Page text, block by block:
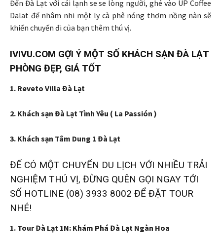
Đến Đà Lạt với cái lạnh se se lòng người, ghé vào UP Coffee
Dalat để nhâm nhi một ly cà phê nóng thơm nồng nàn sẽ
khiến chuyến đi của bạn thêm thú vị.
IVIVU.COM GỢI Ý MỘT SỐ KHÁCH SẠN ĐÀ LẠT
PHÒNG ĐẸP, GIÁ TỐT
1. Reveto Villa Đà Lạt
2. Khách sạn Đà Lạt Tình Yêu ( La Passión )
3. Khách sạn Tâm Dung 1 Đà Lạt
ĐỂ CÓ MỘT CHUYẾN DU LỊCH VỚI NHIỀU TRẢI
NGHIỆM THÚ VỊ, ĐỪNG QUÊN GỌI NGAY TỚI
SỐ HOTLINE (08) 3933 8002 ĐỂ ĐẶT TOUR
NHÉ!
1. Tour Đà Lạt 1N: Khám Phá Đà Lạt Ngàn Hoa